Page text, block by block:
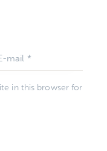
in this browser for